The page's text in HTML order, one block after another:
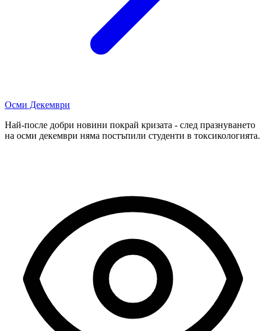
Осми Декември
Най-после добри новини покрай кризата - след празнуването
на осми декември няма постъпили студенти в токсикологията.